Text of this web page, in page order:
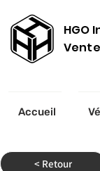
HGO
Accueil
< Retour